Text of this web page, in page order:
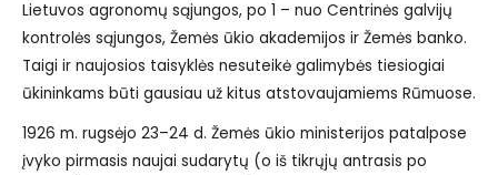
Lietuvos agronomų sąjungos, po 1 – nuo Centrinės galvijų
kontrolės sąjungos, Žemės ūkio akademijos ir Žemės banko.
Taigi ir naujosios taisyklės nesuteikė galimybės tiesiogiai
ūkininkams būti gausiau už kitus atstovaujamiems Rūmuose.
1926 m. rugsėjo 23–24 d. Žemės ūkio ministerijos patalpose
įvyko pirmasis naujai sudarytų (o iš tikrųjų antrasis po